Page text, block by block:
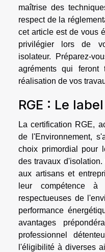
maîtrise des
respect de la
cet article est de vous
privilégier lors de
isolateur. Préparez-
agréments qui
réalisation de vos
RGE : Le
La certification RGE,
de l'Environnement,
choix primordial pour
des travaux
aux artisans et
leur compétence à
respectueuses de
performance
avantages
professionnel
l'éligibilité à diverses